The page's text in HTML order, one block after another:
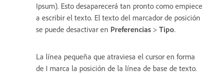
Ipsum). Esto desaparecerá tan pronto como empiece
a escribir el texto. El texto del marcador de posición
se puede desactivar en Preferencias > Tipo.
La línea pequeña que atraviesa el cursor en forma
de I marca la posición de la línea de base de texto.